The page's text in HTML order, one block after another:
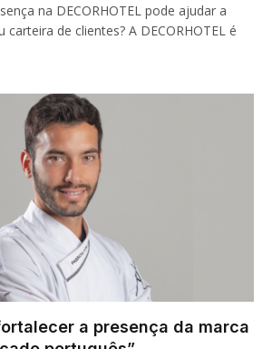
na DECORHOTEL pode ajudar a
de clientes? A DECORHOTEL é
a presença da marca